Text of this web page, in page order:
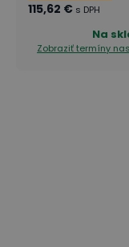
115,62 € s DPH
Na
Zobraziť termíny